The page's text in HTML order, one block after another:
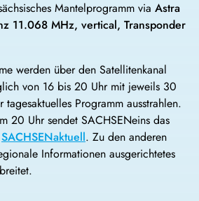
Mantelprogramm via Astra
11.068 MHz, vertical, Transponder
werden über den Satellitenkanal
von 16 bis 20 Uhr mit jeweils 30
tagesaktuelles Programm ausstrahlen.
20 Uhr sendet SACHSENeins das
SACHSENaktuell. Zu den anderen
Informationen ausgerichtetes